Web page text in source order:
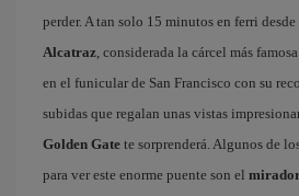
perder. A tan solo 15 minutos en ferri
Alcatraz, considerada la cárcel más
en el funicular de San Francisco con su
subidas que regalan unas vistas
Golden Gate te sorprenderá. Algunos de
para ver este enorme puente son el